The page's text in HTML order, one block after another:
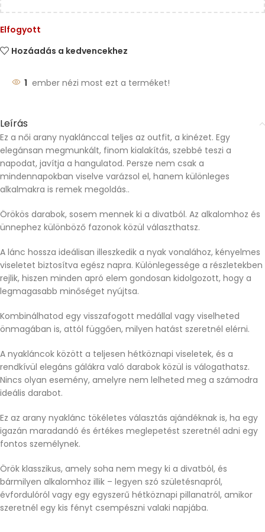
Elfogyott
Hozáadás a kedvencekhez
1 ember nézi most ezt a terméket!
Leírás
Ez a női arany nyaklánccal teljes az outfit, a kinézet. Egy
elegánsan megmunkált, finom kialakítás, szebbé teszi a
napodat, javítja a hangulatod. Persze nem csak a
mindennapokban viselve varázsol el, hanem különleges
alkalmakra is remek megoldás..
Örökös darabok, sosem mennek ki a divatból. Az alkalomhoz és
ünnephez különböző fazonok közül választhatsz.
A lánc hossza ideálisan illeszkedik a nyak vonalához, kényelmes
viseletet biztosítva egész napra. Különlegessége a részletekben
rejlik, hiszen minden apró elem gondosan kidolgozott, hogy a
legmagasabb minőséget nyújtsa.
Kombinálhatod egy visszafogott medállal vagy viselheted
önmagában is, attól függően, milyen hatást szeretnél elérni.
A nyakláncok között a teljesen hétköznapi viseletek, és a
rendkívül elegáns gálákra való darabok közül is válogathatsz.
Nincs olyan esemény, amelyre nem lelheted meg a számodra
ideális darabot.
Ez az arany nyaklánc tökéletes választás ajándéknak is, ha egy
igazán maradandó és értékes meglepetést szeretnél adni egy
fontos személynek.
Örök klasszikus, amely soha nem megy ki a divatból, és
bármilyen alkalomhoz illik – legyen szó születésnapról,
évfordulóról vagy egy egyszerű hétköznapi pillanatról, amikor
szeretnél egy kis fényt csempészni valaki napjába.